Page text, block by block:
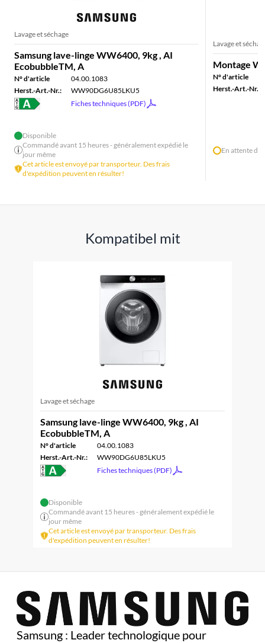
Lavage et séchage
Samsung lave-linge WW6400, 9kg , AI
EcobubbleTM, A
N° d'article
04.00.1083
Herst.-Art.-Nr.:
WW90DG6U85LKU5
Fiches techniques (PDF)
Disponible
Commandé avant 15 heures - généralement expédié le
jour même
Cet article est envoyé par transporteur. Des frais
d'expédition peuvent en résulter!
Lavage et
Montage
N° d'article
Herst.-Art.-Nr.:
En attente
Kompatibel mit
Lavage et séchage
Samsung lave-linge WW6400, 9kg , AI
EcobubbleTM, A
N° d'article
04.00.1083
Herst.-Art.-Nr.:
WW90DG6U85LKU5
Fiches techniques (PDF)
Disponible
Commandé avant 15 heures - généralement expédié le
jour même
Cet article est envoyé par transporteur. Des frais
d'expédition peuvent en résulter!
Samsung : Leader technologique pour